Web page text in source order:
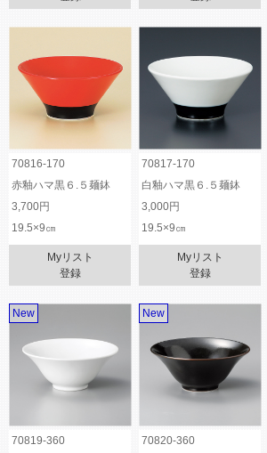
70816-170 70817-170
赤釉ハマ黒６.５麺鉢
白釉ハマ黒６.５麺鉢
3,700円
3,000円
19.5×9㎝
19.5×9㎝
Myリスト
登録
Myリスト
登録
New New
70819-360 70820-360